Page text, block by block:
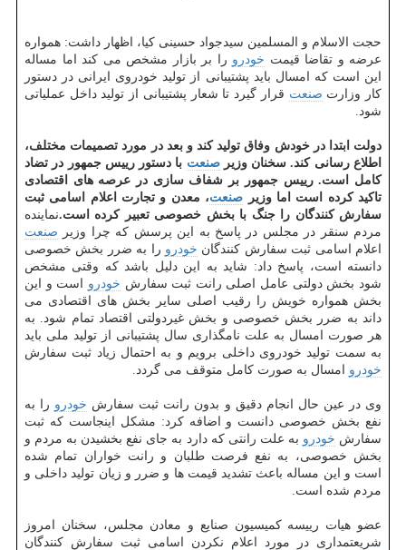
حجت الاسلام و المسلمین سیدجواد حسینی كیا، اظهار داشت: همواره
عرضه و تقاضا قیمت خودرو را بر بازار مشخص می كند اما مساله
این است كه امسال باید پشتیبانی از تولید خودروی ایرانی در دستور
كار وزارت صنعت قرار گیرد تا شعار پشتیبانی از تولید داخل عملیاتی
شود.
دولت ابتدا در خودش وفاق تولید كند و بعد در مورد تصمیمات مختلف،
اطلاع رسانی كند. سخنان وزیرصنعت با دستور رییس جمهور در تضاد
كامل است. رییس جمهور بر شفاف سازی در عرصه های اقتصادی
تاكید كرده است اما وزیر صنعت، معدن و تجارت اعلام اسامی ثبت
سفارش كنندگان را جنگ با بخش خصوصی تعبیر كرده است.نماینده
مردم سنقر در مجلس در پاسخ به این پرسش كه چرا وزیر صنعت
اعلام اسامی ثبت سفارش كنندگان خودرو را به ضرر بخش خصوصی
دانسته است، پاسخ داد: شاید به این دلیل باشد كه وقتی مشخص
شود بخش دولتی عامل اصلی رانت ثبت سفارش خودرو است و این
بخش همواره خویش را رقیب اصلی سایر بخش های اقتصادی می
داند به ضرر بخش خصوصی و بخش غیردولتی اقتصاد تمام شود. به
هر صورت امسال به علت نامگذاری سال پشتیبانی از تولید ملی باید
به سمت تولید خودروی داخلی برویم و به احتمال زیاد ثبت سفارش
خودرو امسال به صورت كامل متوقف می گردد.
وی در عین حال انجام دقیق و بدون رانت ثبت سفارش خودرو را به
نفع بخش خصوصی دانست و اضافه كرد: مشكل اینجاست كه ثبت
سفارش خودرو به علت رانتی كه دارد به جای نفع بخشیدن به مردم و
بخش خصوصی، به نفع فرصت طلبان و رانت خواران تمام شده
است و این مساله باعث تشدید قیمت ها و ضرر و زیان تولید داخلی و
مردم شده است.
عضو هیات رییسه كمیسیون صنایع و معادن مجلس، سخنان امروز
شریعتمداری در مورد اعلام نكردن اسامی ثبت سفارش كنندگان